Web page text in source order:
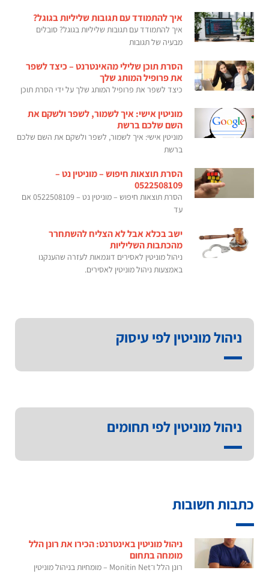
איך להתמודד עם תגובות שליליות בגוגל?
איך להתמודד עם תגובות שליליות בגוגל? סובלים
מבעיה של תגובות
הסרת תוכן שלילי מהאינטרנט – כיצד לשפר
את פרופיל המותג שלך
כיצד לשפר את פרופיל המותג שלך על ידי הסרת תוכן
מוניטין אישי: איך לשמור, לשפר ולשקם את
השם שלכם ברשת
מוניטין אישי: איך לשמור, לשפר ולשקם את השם שלכם
ברשת
הסרת תוצאות חיפוש – מוניטין נט –
0522508109
הסרת תוצאות חיפוש – מוניטין נט – 0522508109 אם
עד
ישב בכלא אבל לא הצליח להשתחרר
מהכתבות השליליות
ניהול מוניטין לאסירים דוגמאות לעזרה שהענקנו
באמצעות ניהול מוניטין לאסירים.
ניהול מוניטין לפי עיסוק
ניהול מוניטין לפי תחומים
כתבות חשובות
ניהול מוניטין באינטרנט: הכירו את רונן הלל
מומחה בתחום
רונן הלל ו־Monitin Net – מומחיות בניהול מוניטין